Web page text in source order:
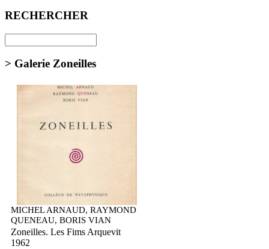
RECHERCHER
> Galerie Zoneilles
MICHEL ARNAUD, RAYMOND
QUENEAU, BORIS VIAN
Zoneilles. Les Fims Arquevit
1962